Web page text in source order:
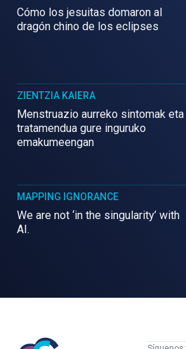
Cómo los jesuitas domaron al
dragón chino de los eclipses
ZIENTZIA KAIERA
Menstruazio aurreko sintomak eta
tratamendua gure inguruko
emakumeengan
MAPPING IGNORANCE
We are not ‘in the singularity’ with
AI.
Mujeres